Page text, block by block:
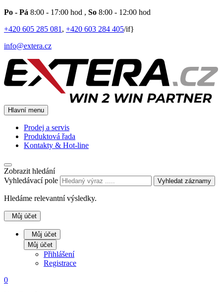
Po - Pá 8:00 - 17:00 hod , So 8:00 - 12:00 hod
+420 605 285 081 , +420 603 284 405/if}
info@extera.cz
Hlavní menu
Prodej a servis
Produktová řada
Kontakty & Hot-line
Zobrazit hledání
Vyhledávací pole
Vyhledat záznamy
Hledáme relevantní výsledky.
Můj účet
Můj účet
Můj účet
Přihlášení
Registrace
0